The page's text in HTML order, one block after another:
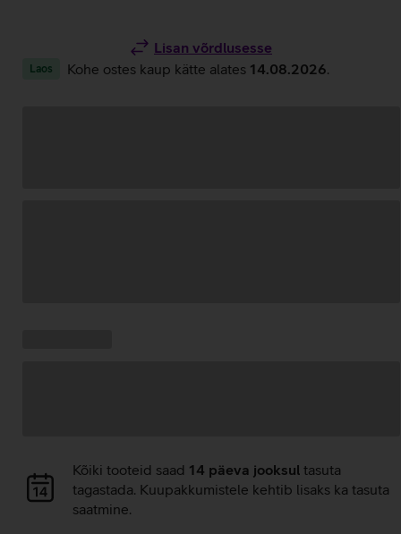
Lisan võrdlusesse
Laos Kohe ostes kaup kätte alates 14.08.2026
Andmete
laadimine
Kõiki tooteid saad 14 päeva jooksul tasuta
tagastada. Kuupakkumistele kehtib lisaks ka tasuta
saatmine.